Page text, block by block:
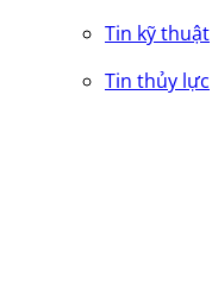
Tin kỹ thuật
Tin thủy lực